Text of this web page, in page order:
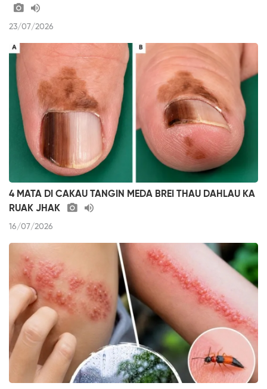
23/07/2026
4 MATA DI CAKAU TANGIN MEDA BREI THAU DAHLAU KA
RUAK JHAK
16/07/2026